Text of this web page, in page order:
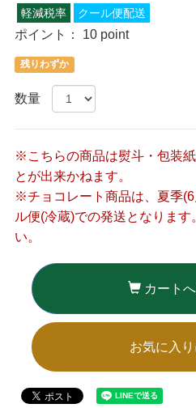
軽減税率 クール便配送
ポイント： 10 point
残りわずか
数量
※こちらの商品は熨斗・包装
とが出来かねます。
※チョコレート商品は、夏季
ル便(冷蔵)での発送となりま
い。
カート
お気に入